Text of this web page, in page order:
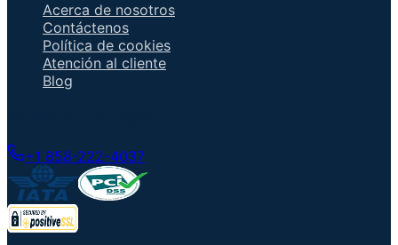
Acerca de nosotros
Contáctenos
Política de cookies
Atención al cliente
Blog
+1 858-222-4037